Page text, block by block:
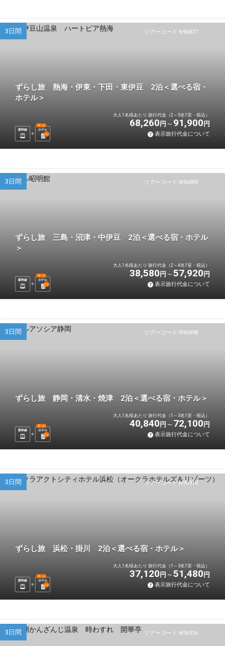
ツアーコード N96877
3日間
ずらし旅 熱海・伊東・下田・東伊豆 2泊＜選べる宿・
ホテル＞
新幹線 ホテル
選べる
2泊
大人1名様あたり 旅行代金（2～5名1室・税込）
68,260 円 91,900 円
表示旅行代金について
ツアーコード N96889
3日間
ずらし旅 三島・沼津・中伊豆 2泊＜選べる宿・ホテル
＞
新幹線 ホテル
選べる
2泊
大人1名様あたり 旅行代金（2～4名1室・税込）
38,580 円 57,920 円
表示旅行代金について
ツアーコード N96898
3日間
ずらし旅 静岡・清水・焼津 2泊＜選べる宿・ホテル＞
新幹線 ホテル
選べる
2泊
大人1名様あたり 旅行代金（1～3名1室・税込）
40,840 円 72,100 円
表示旅行代金について
ツアーコード N96910
3日間
ずらし旅 浜松・掛川 2泊＜選べる宿・ホテル＞
新幹線 ホテル
選べる
2泊
大人1名様あたり 旅行代金（1～3名1室・税込）
37,120 円 51,480 円
表示旅行代金について
ツアーコード N96916
3日間